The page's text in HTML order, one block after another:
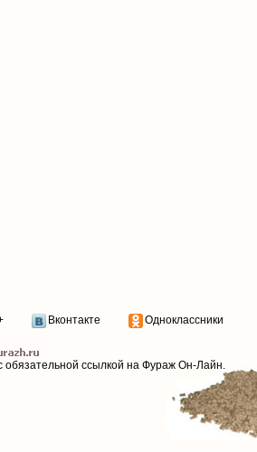
Вконтакте Одноклассники
обязательной ссылкой на Фураж Он-Лайн.